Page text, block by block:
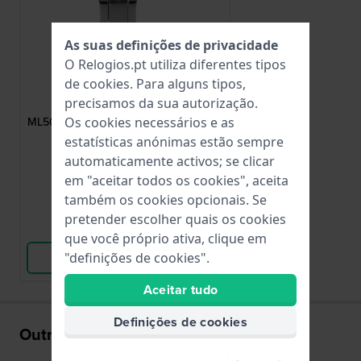
Maurice Lacroix
ML508-005013
ML508-005013 Fivela de borboleta em
aço inoxidável de 18 mm
109,00 €
● Em stock
Comparar
Ver produto
Outros também compraram
As suas definições de privacidade
O Relogios.pt utiliza diferentes tipos
de cookies. Para alguns tipos,
precisamos da sua autorização.
Os cookies necessários e as
estatísticas anónimas estão sempre
automaticamente activos; se clicar
em "aceitar todos os cookies", aceita
também os cookies opcionais. Se
pretender escolher quais os cookies
que você próprio ativa, clique em
"definições de cookies".
Aceitar tudo
Definições de cookies